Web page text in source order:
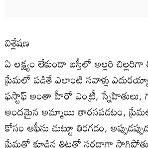
విశ్లేషణ
ఏ లక్ష్యం లేకుండా బస్తీలో అల్లరి చిల్లరిగా
ప్రేమలో పడితే ఎలాంటి సవాళ్లు
ఫస్టాఫ్‌ అంతా హీరో ఎంట్రీ, స్నేహితులు,
అందమైన అమ్మాయి తారసపడటం,
కోసం ఆఫీసు చుట్టూ తిరగడం,
ప్రేమతో కూడిన తిట్లతో సరదాగా